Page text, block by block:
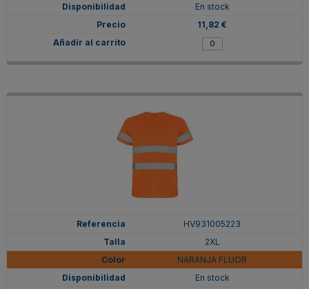
En stock
11,82 €
HV931005223
2XL
NARANJA FLUOR
En stock